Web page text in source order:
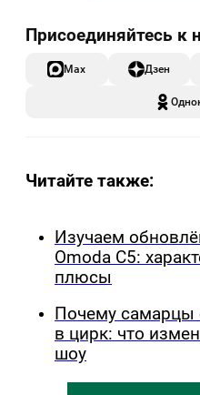
Max Дзен
Читайте также:
Изучаем
Omoda C5:
плюсы
Почему самарцы
в цирк: что
шоу